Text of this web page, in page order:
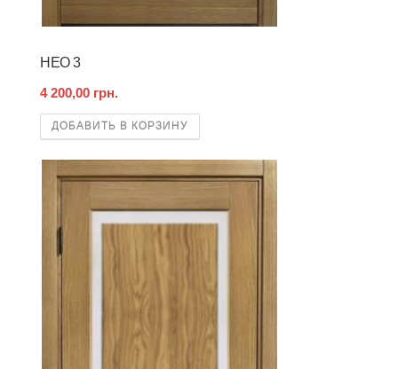
НЕО 3
4 200,00 грн.
ДОБАВИТЬ В КОРЗИНУ